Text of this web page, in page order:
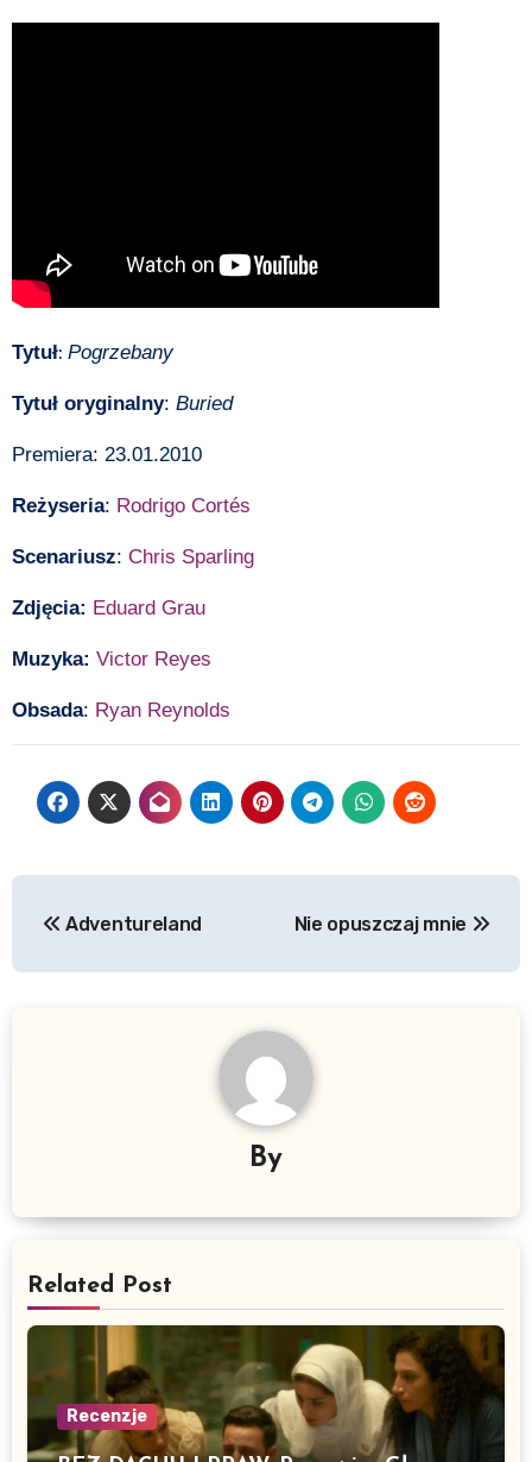
Tytuł: Pogrzebany
Tytuł oryginalny: Buried
Premiera: 23.01.2010
Reżyseria: Rodrigo Cortés
Scenariusz: Chris Sparling
Zdjęcia: Eduard Grau
Muzyka: Victor Reyes
Obsada: Ryan Reynolds
Adventureland Nie opuszczaj mnie
By
Related Post
Recenzje